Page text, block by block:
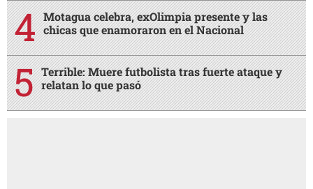
Motagua celebra, exOlimpia presente y las
chicas que enamoraron en el Nacional
Terrible: Muere futbolista tras fuerte ataque y
relatan lo que pasó